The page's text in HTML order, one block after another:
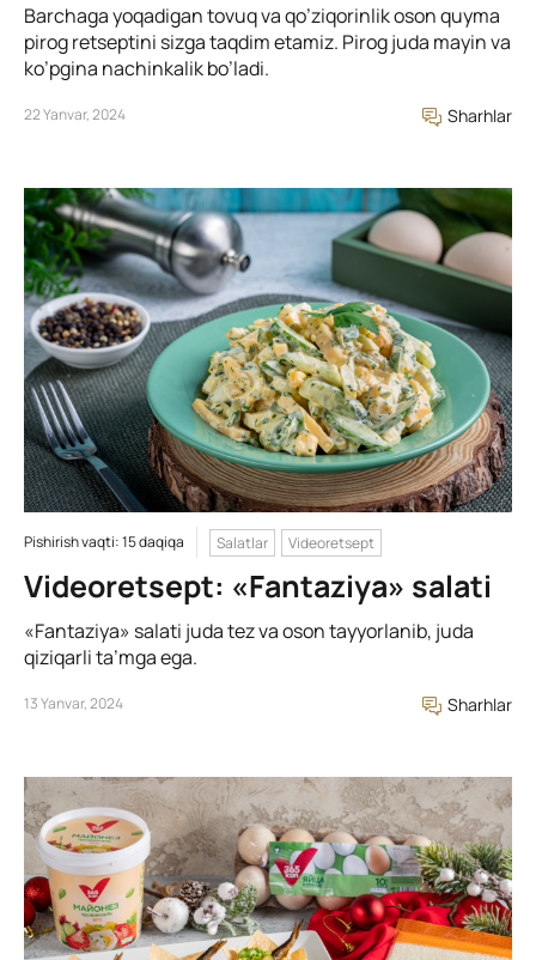
Barchaga yoqadigan tovuq va qo’ziqorinlik oson quyma
pirog retseptini sizga taqdim etamiz. Pirog juda mayin va
ko’pgina nachinkalik bo’ladi.
22 Yanvar, 2024 Sharhlar
Pishirish vaqti: 15 daqiqa Salatlar Videoretsept
Videoretsept: «Fantaziya» salati
«Fantaziya» salati juda tez va oson tayyorlanib, juda
qiziqarli ta’mga ega.
13 Yanvar, 2024 Sharhlar